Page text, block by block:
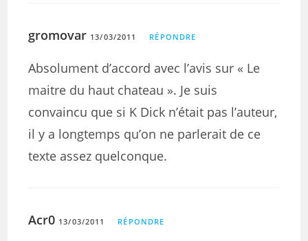
gromovar 13/03/2011 RÉPONDRE
Absolument d’accord avec l’avis sur « Le
maitre du haut chateau ». Je suis
convaincu que si K Dick n’était pas l’auteur,
il y a longtemps qu’on ne parlerait de ce
texte assez quelconque.
Acr0 13/03/2011 RÉPONDRE